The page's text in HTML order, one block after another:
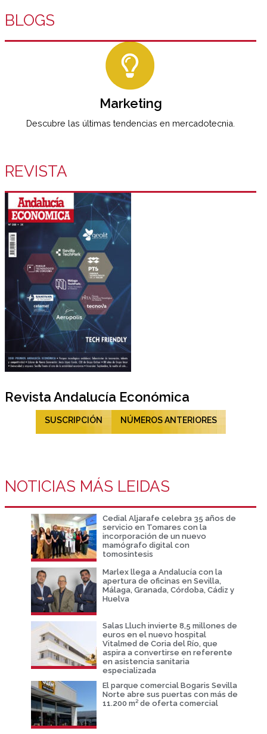
BLOGS
Marketing
Descubre las últimas tendencias en mercadotecnia.
REVISTA
Revista Andalucía Económica
SUSCRIPCIÓN NÚMEROS ANTERIORES
NOTICIAS MÁS LEIDAS
Cedial Aljarafe celebra 35 años de
servicio en Tomares con la
incorporación de un nuevo
mamógrafo digital con
tomosíntesis
Marlex llega a Andalucía con la
apertura de oficinas en Sevilla,
Málaga, Granada, Córdoba, Cádiz y
Huelva
Salas Lluch invierte 8,5 millones de
euros en el nuevo hospital
Vitalmed de Coria del Río, que
aspira a convertirse en referente
en asistencia sanitaria
especializada
El parque comercial Bogaris Sevilla
Norte abre sus puertas con más de
11.200 m² de oferta comercial